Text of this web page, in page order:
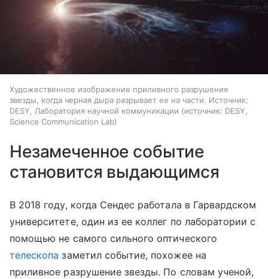
Художественное изображение приливного разрушения
звезды, когда черная дыра разрывает ее на части. Источник:
DESY, Лаборатория научной коммуникации
источник: DESY,
Science Communication Lab
Незамеченное событие
становится выдающимся
В 2018 году, когда Сендес работала в Гарвардском
университете, один из ее коллег по лаборатории с
помощью не самого сильного оптического
телескопа заметил событие, похожее на
приливное разрушение звезды. По словам ученой,